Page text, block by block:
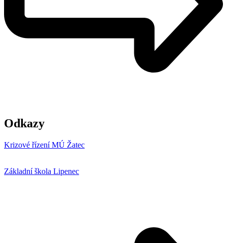
Odkazy
Krizové řízení MÚ Žatec
Základní škola Lipenec